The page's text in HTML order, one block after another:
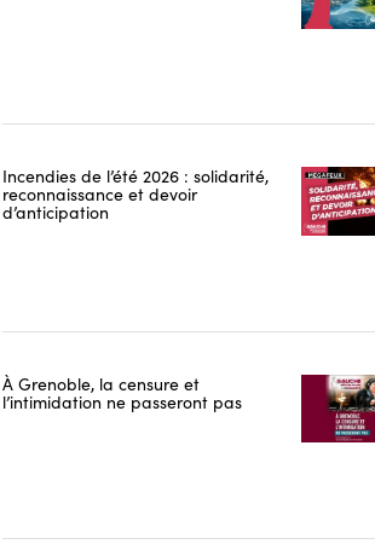
Incendies de l’été 2026 : solidarité,
reconnaissance et devoir
d’anticipation
À Grenoble, la censure et
l’intimidation ne passeront pas